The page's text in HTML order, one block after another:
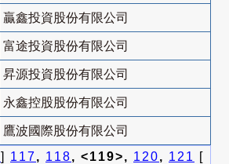
贏鑫投資股份有限公司
富途投資股份有限公司
昇源投資股份有限公司
永鑫控股股份有限公司
鷹波國際股份有限公司
] 117, 118, <119>, 120, 121
[